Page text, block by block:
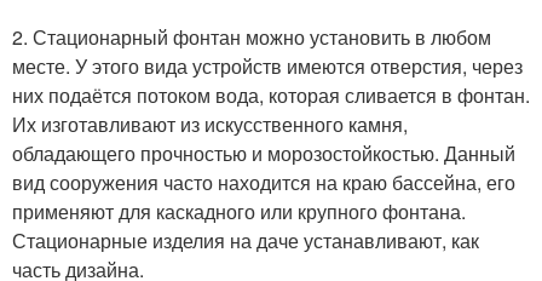
2. Стационарный фонтан можно установить в любом
месте. У этого вида устройств имеются отверстия, через
них подаётся потоком вода, которая сливается в фонтан.
Их изготавливают из искусственного камня,
обладающего прочностью и морозостойкостью. Данный
вид сооружения часто находится на краю бассейна, его
применяют для каскадного или крупного фонтана.
Стационарные изделия на даче устанавливают, как
часть дизайна.